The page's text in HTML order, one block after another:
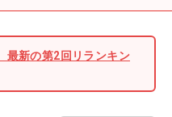
最新の第2回リランキン